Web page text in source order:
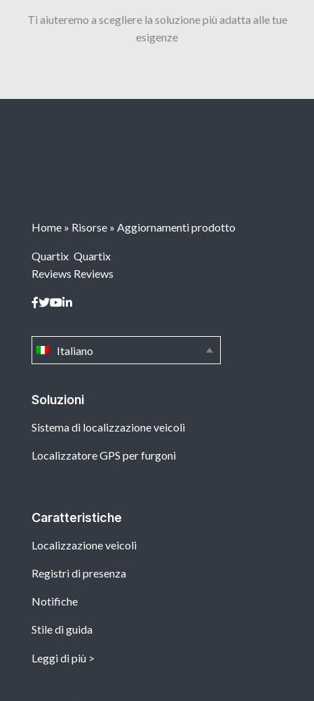
Ti aiuteremo a scegliere la soluzione più adatta alle tue
esigenze
Soluzioni
Sistema di localizzazione veicoli
Localizzatore GPS per furgoni
Caratteristiche
Localizzazione veicoli
Registri di presenza
Notifiche
Stile di guida
Leggi di più
Italiano
Home » Risorse » Aggiornamenti prodotto
Quartix
Reviews
Quartix
Reviews